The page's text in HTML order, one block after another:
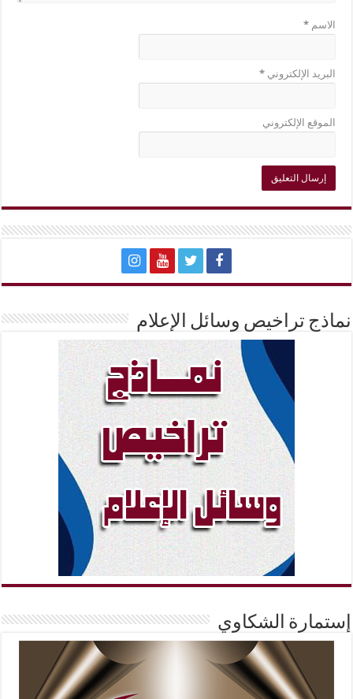
الاسم*
البريد الإلكتروني*
الموقع الإلكتروني
نماذج تراخيص وسائل الإعلام
إستمارة الشكاوي